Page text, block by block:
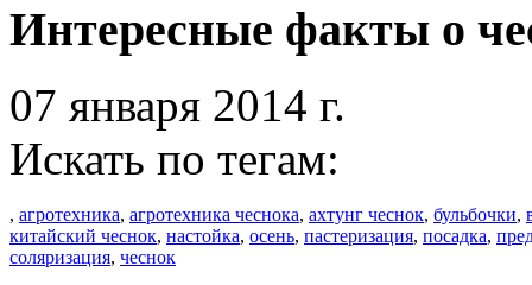
Интересные факты о
07 января 2014 г.
Искать по тегам:
, агротехника, агротехника чеснока, ахтунг чеснок, бульбочки,
китайский чеснок, настойка, осень, пастеризация, посадка,
соляризация, чеснок